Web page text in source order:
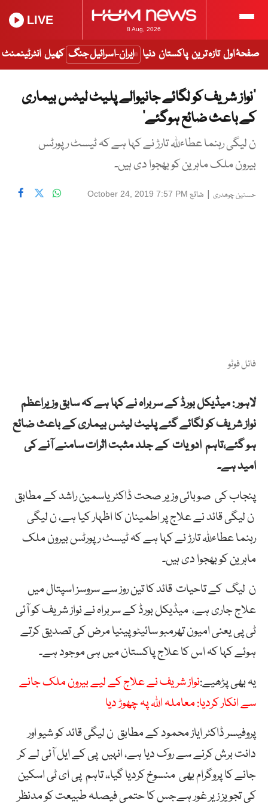
8 Aug, 2026
LIVE
صفحۂ اول تازہ ترین پاکستان دنیا ایران-اسرائیل جنگ کھیل انٹرٹینمنٹ
’نواز شریف کو لگائے جانیوالے پلیٹ لیٹس بیماری
کے باعث ضائع ہوگئے‘
ن لیگی رہنما عطاءللہ تارڑ نے کہا ہے کہ ٹیسٹ رپورٹس
بیرون ملک ماہرین کو بھجوا دی ہیں۔
حسنین چوھدری | شائع October 24, 2019 7:57 PM
فائل فوٹو
لاہور : میڈیکل بورڈ کے سربراہ نے کہا ہے کہ سابق وزیراعظم
نواز شریف کو لگائے گئے پلیٹ لیٹس بیماری کے باعث ضائع
ہو گئے،تاہم ادویات کے جلد مثبت اثرات سامنے آنے کی
امید ہے۔
پنجاب کی صوبائی وزیر صحت ڈاکٹر یاسمین راشد کے مطابق
ن لیگی قائد نے علاج پر اطمینان کا اظہار کیا ہے، ن لیگی
رہنما عطاءللہ تارڑ نے کہا ہے کہ ٹیسٹ رپورٹس بیرون ملک
ماہرین کو بھجوا دی ہیں۔
ن لیگ کے تاحیات قائد کا تین روز سے سروسز اسپتال میں
علاج جاری ہے، میڈیکل بورڈ کے سربراہ نے نواز شریف کو آئی
ٹی پی یعنی امیون تھرمبو سائیٹوپینیا مرض کی تصدیق کرتے
ہوئے کہا کہ اس کا علاج پاکستان میں ہی موجود ہے۔
یہ بھی پڑھیے:نواز شریف نے علاج کے لیے بیرون ملک جانے
سے انکار کردیا: معاملہ اللہ پہ چھوڑ دیا
پروفیسر ڈاکٹر ایاز محمود کے مطابق ن لیگی قائد کو شیو اور
دانت برش کرنے سے روک دیا ہے، انہیں پی کے ایل آئی لے کر
جانے کا پروگرام بھی منسوخ کردیا گیا،، تاہم پی ای ٹی اسکین
کی تجویز زیر غور ہےجس کا حتمی فیصلہ طبیعت کو مدنظر